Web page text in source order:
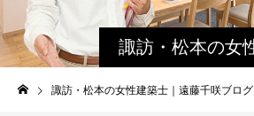
諏訪・松本の女
築士ブログ｜未
諏訪・松本の女性建築士｜遠藤千咲ブログ